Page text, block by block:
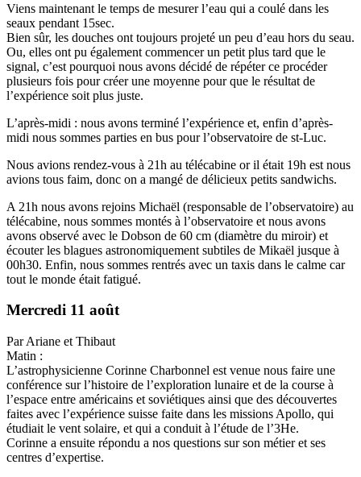
Viens maintenant le temps de mesurer l’eau qui a coulé dans les
seaux pendant 15sec.
Bien sûr, les douches ont toujours projeté un peu d’eau hors du seau.
Ou, elles ont pu également commencer un petit plus tard que le
signal, c’est pourquoi nous avons décidé de répéter ce procéder
plusieurs fois pour créer une moyenne pour que le résultat de
l’expérience soit plus juste.
L’après-midi : nous avons terminé l’expérience et, enfin d’après-
midi nous sommes parties en bus pour l’observatoire de st-Luc.
Nous avions rendez-vous à 21h au télécabine or il était 19h est nous
avions tous faim, donc on a mangé de délicieux petits sandwichs.
A 21h nous avons rejoins Michaël (responsable de l’observatoire) au
télécabine, nous sommes montés à l’observatoire et nous avons
avons observé avec le Dobson de 60 cm (diamètre du miroir) et
écouter les blagues astronomiquement subtiles de Mikaël jusque à
00h30. Enfin, nous sommes rentrés avec un taxis dans le calme car
tout le monde était fatigué.
Mercredi 11 août
Par Ariane et Thibaut
Matin :
L’astrophysicienne Corinne Charbonnel est venue nous faire une
conférence sur l’histoire de l’exploration lunaire et de la course à
l’espace entre américains et soviétiques ainsi que des découvertes
faites avec l’expérience suisse faite dans les missions Apollo, qui
étudiait le vent solaire, et qui a conduit à l’étude de l’3He.
Corinne a ensuite répondu a nos questions sur son métier et ses
centres d’expertise.